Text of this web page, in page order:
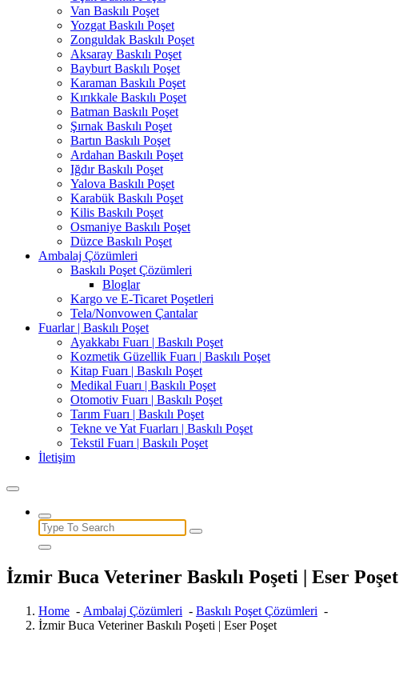
Van Baskılı Poşet
Yozgat Baskılı Poşet
Zonguldak Baskılı Poşet
Aksaray Baskılı Poşet
Bayburt Baskılı Poşet
Karaman Baskılı Poşet
Kırıkkale Baskılı Poşet
Batman Baskılı Poşet
Şırnak Baskılı Poşet
Bartın Baskılı Poşet
Ardahan Baskılı Poşet
Iğdır Baskılı Poşet
Yalova Baskılı Poşet
Karabük Baskılı Poşet
Kilis Baskılı Poşet
Osmaniye Baskılı Poşet
Düzce Baskılı Poşet
Ambalaj Çözümleri
Baskılı Poşet Çözümleri
Bloglar
Kargo ve E-Ticaret Poşetleri
Tela/Nonvowen Çantalar
Fuarlar | Baskılı Poşet
Ayakkabı Fuarı | Baskılı Poşet
Kozmetik Güzellik Fuarı | Baskılı Poşet
Kitap Fuarı | Baskılı Poşet
Medikal Fuarı | Baskılı Poşet
Otomotiv Fuarı | Baskılı Poşet
Tarım Fuarı | Baskılı Poşet
Tekne ve Yat Fuarları | Baskılı Poşet
Tekstil Fuarı | Baskılı Poşet
İletişim
Search
for:
İzmir Buca Veteriner Baskılı Poşeti | Eser Poşet
Home - Ambalaj Çözümleri - Baskılı Poşet Çözümleri -
İzmir Buca Veteriner Baskılı Poşeti | Eser Poşet